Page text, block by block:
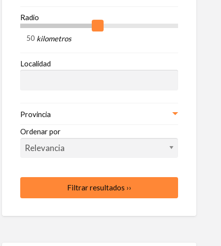
Radio
kilometros
Localidad
Provincia
Ordenar por
Filtrar resultados ››